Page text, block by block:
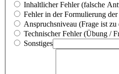
Inhaltlicher Fehler (falsche
Fehler in der Formulierung
Anspruchsniveau (Frage ist
Technischer Fehler (Übung /
Sonstiges